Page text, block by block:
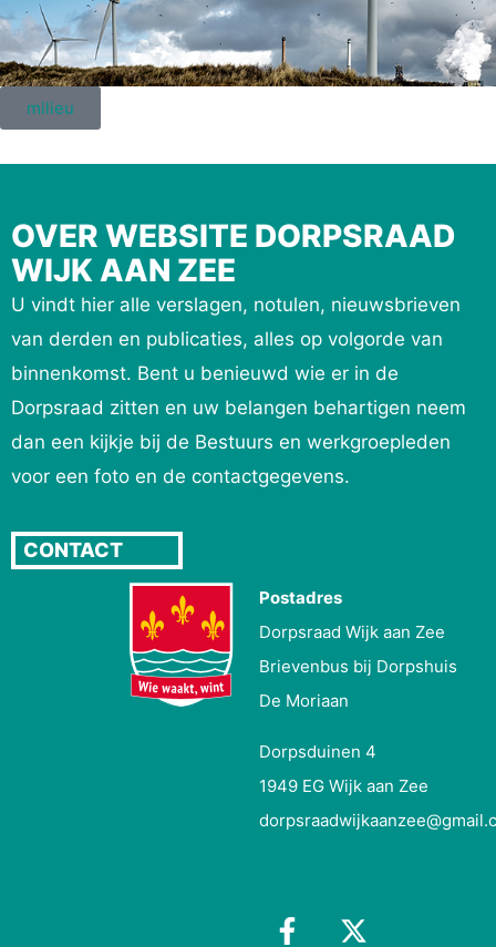
milieu
OVER WEBSITE DORPSRAAD
WIJK AAN ZEE
U vindt hier alle verslagen, notulen, nieuwsbrieven
van derden en publicaties, alles op volgorde van
binnenkomst. Bent u benieuwd wie er in de
Dorpsraad zitten en uw belangen behartigen neem
dan een kijkje bij de Bestuurs en werkgroepleden
voor een foto en de contactgegevens.
CONTACT
Postadres
Dorpsraad Wijk aan Zee
Brievenbus bij Dorpshuis
De Moriaan
Dorpsduinen 4
1949 EG Wijk aan Zee